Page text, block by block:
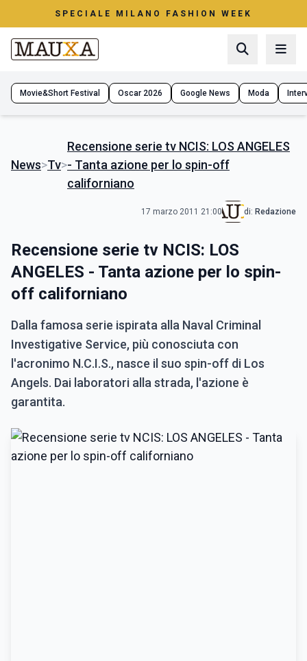
SPECIALE MILANO FASHION WEEK
Movie&Short Festival Oscar 2026 Google News Moda
News>Tv>
Recensione serie tv NCIS: LOS ANGELES
- Tanta azione per lo spin-off
californiano
17 marzo 2011 21:00 di: Redazione
Recensione serie tv NCIS: LOS
ANGELES - Tanta azione per lo spin-
off californiano
Dalla famosa serie ispirata alla Naval Criminal
Investigative Service, più conosciuta con
l'acronimo N.C.I.S., nasce il suo spin-off di Los
Angels. Dai laboratori alla strada, l'azione è
garantita.